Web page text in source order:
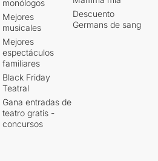
monólogos
Mejores
musicales
Mejores
espectáculos
familiares
Black Friday
Teatral
Gana entradas de
teatro gratis -
concursos
Descuento
Germans de sang